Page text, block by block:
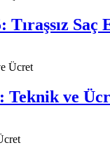
Saç
Teknik ve